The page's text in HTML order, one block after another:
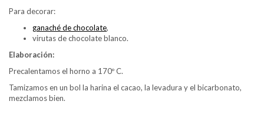
Para decorar:
ganaché de chocolate,
virutas de chocolate blanco.
Elaboración:
Precalentamos el horno a 170º C.
Tamizamos en un bol la harina el cacao, la levadura y el bicarbonato,
mezclamos bien.